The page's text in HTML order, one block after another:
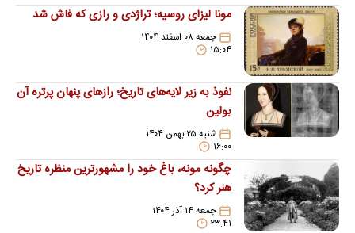
مونا لیزای روسیه؛ تراژدی و رازی که فاش شد
جمعه ۰۸ اسفند ۱۴۰۴
۱۵:۰۴
نفوذ به زیر لایه‌های تاریخ؛ رازهای پنهان پرتره آن
بولین
شنبه ۲۵ بهمن ۱۴۰۴
۱۶:۰۰
چگونه مونه، باغ خود را مشهورترین منظره تاریخ
هنر کرد؟
جمعه ۱۴ آذر ۱۴۰۴
۲۳:۴۱